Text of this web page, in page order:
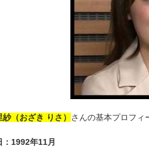
紗（おざき りさ） さんの基本プロフィ
：1992年11月